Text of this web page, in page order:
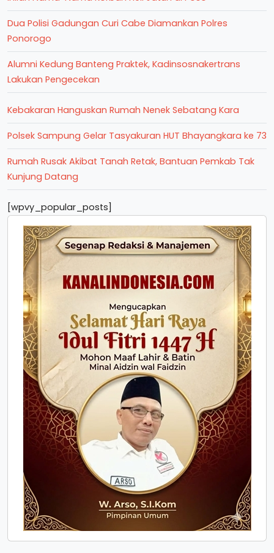
Dua Polisi Gadungan Curi Cabe Diamankan Polres
Ponorogo
Alumni Kedung Banteng Praktek, Kadinsosnakertrans
Lakukan Pengecekan
Kebakaran Hanguskan Rumah Nenek Sebatang Kara
Polsek Sampung Gelar Tasyakuran HUT Bhayangkara ke 73
Rumah Rusak Akibat Tanah Retak, Bantuan Pemkab Tak
Kunjung Datang
[wpvy_popular_posts]